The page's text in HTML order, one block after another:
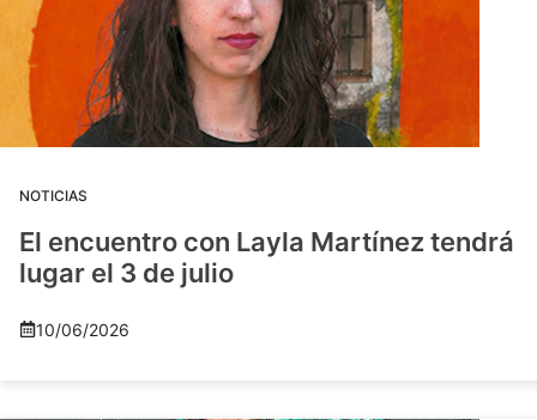
NOTICIAS
El encuentro con Layla Martínez tendrá
lugar el 3 de julio
10/06/2026